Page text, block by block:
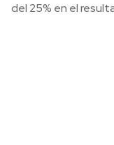
del 25% en el